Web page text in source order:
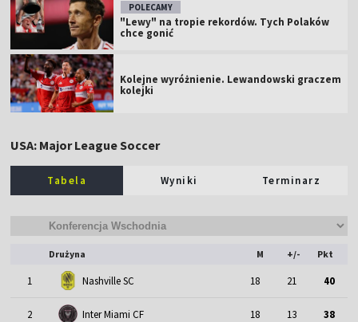
POLECAMY
"Lewy" na tropie rekordów. Tych Polaków
chce gonić
Kolejne wyróżnienie. Lewandowski graczem
kolejki
USA: Major League Soccer
Tabela Wyniki Terminarz
Drużyna M +/- Pkt
1 Nashville SC 18 21 40
2 Inter Miami CF 18 13 38